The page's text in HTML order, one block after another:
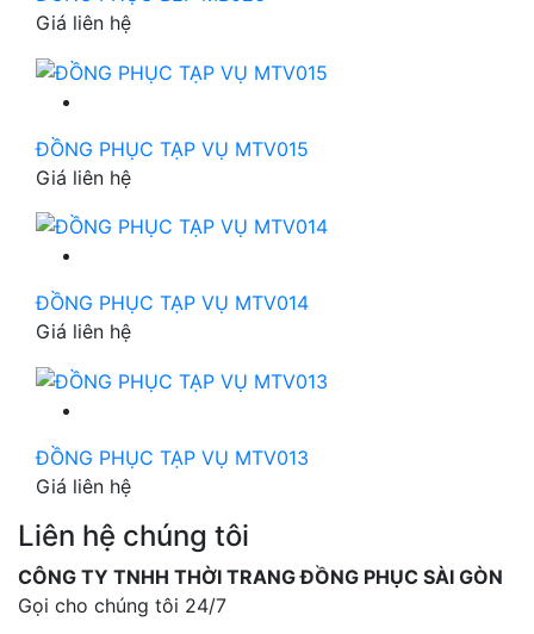
Giá liên hệ
ĐỒNG PHỤC TẠP VỤ MTV015
Giá liên hệ
ĐỒNG PHỤC TẠP VỤ MTV014
Giá liên hệ
ĐỒNG PHỤC TẠP VỤ MTV013
Giá liên hệ
Liên hệ chúng tôi
CÔNG TY TNHH THỜI TRANG ĐỒNG PHỤC SÀI GÒN
Gọi cho chúng tôi 24/7